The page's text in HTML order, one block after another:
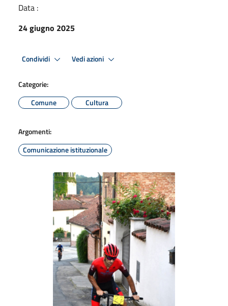
Data :
24 giugno 2025
Condividi Vedi azioni
Categorie:
Comune
Cultura
Argomenti:
Comunicazione istituzionale